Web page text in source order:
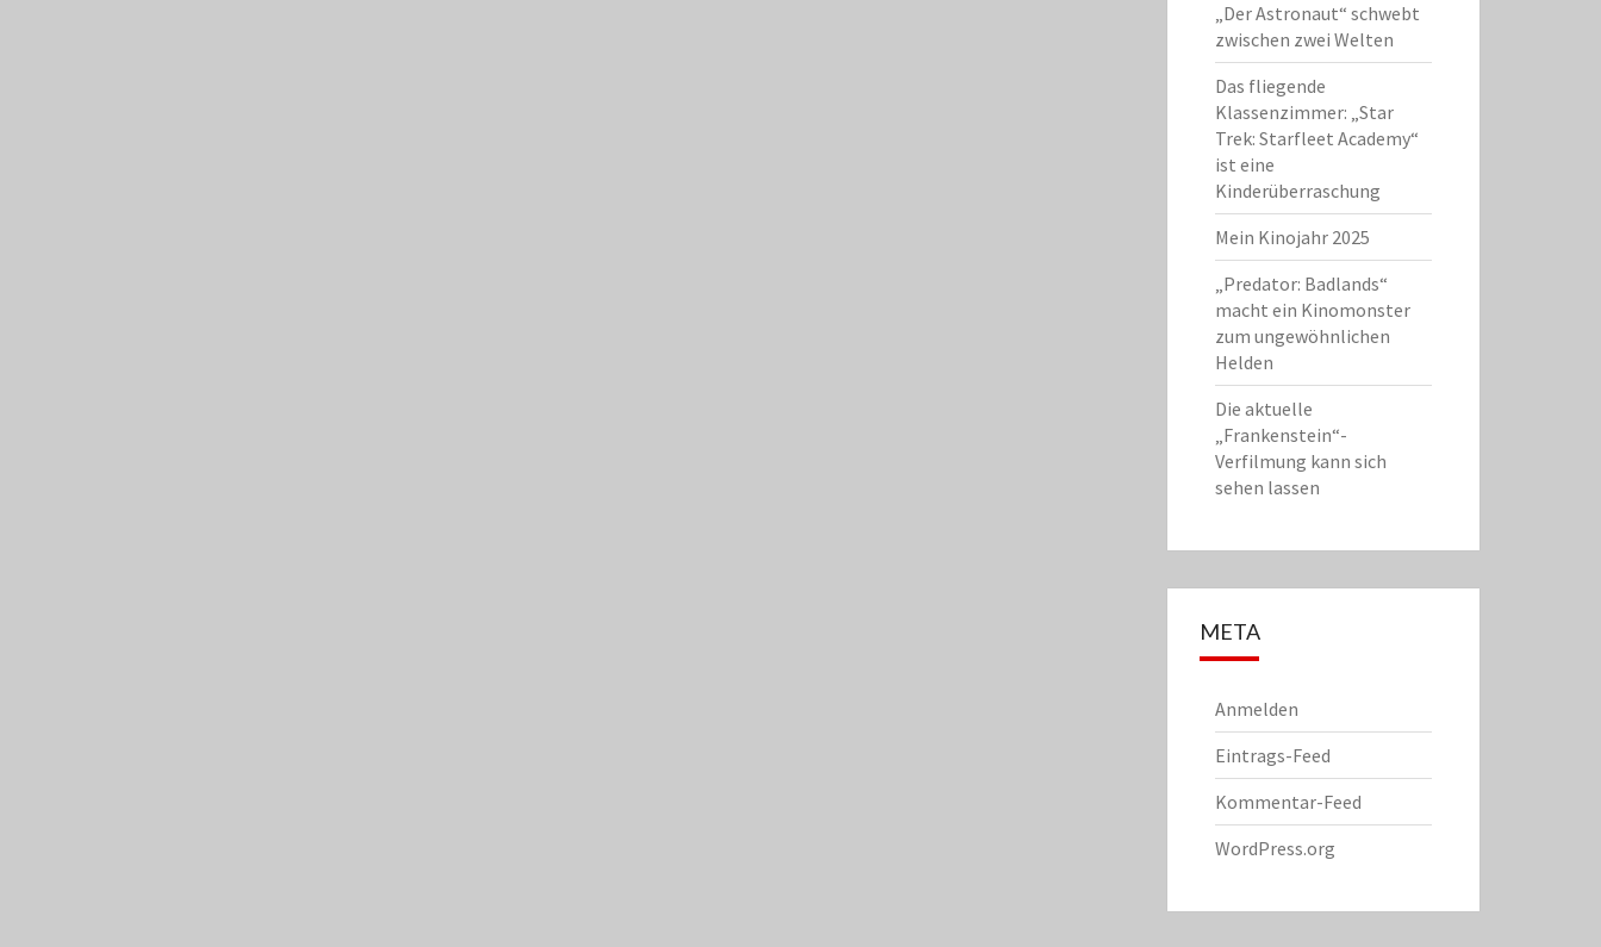
„Der Astronaut“ schwebt
zwischen zwei Welten
Das fliegende
Klassenzimmer: „Star
Trek: Starfleet Academy“
ist eine
Kinderüberraschung
Mein Kinojahr 2025
„Predator: Badlands“
macht ein Kinomonster
zum ungewöhnlichen
Helden
Die aktuelle
„Frankenstein“-
Verfilmung kann sich
sehen lassen
META
Anmelden
Eintrags-Feed
Kommentar-Feed
WordPress.org